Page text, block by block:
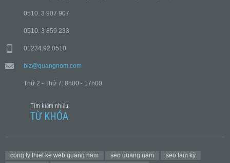
0510. 3 907 907
0510. 3 859 233
01234.92.0510
biz@quangnom.com
Thứ 2 - Thứ 7: 8h00 - 17h00
Tìm kiếm nhiều
TỪ KHÓA
cong ty thiet ke web quang nam seo quang nam
seo tam kỳ